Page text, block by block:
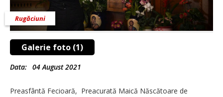
Galerie foto (1)
Rugăciuni
Data: 04 August 2021
Preasfântă Fecioară, Preacurată Maică Născătoare de